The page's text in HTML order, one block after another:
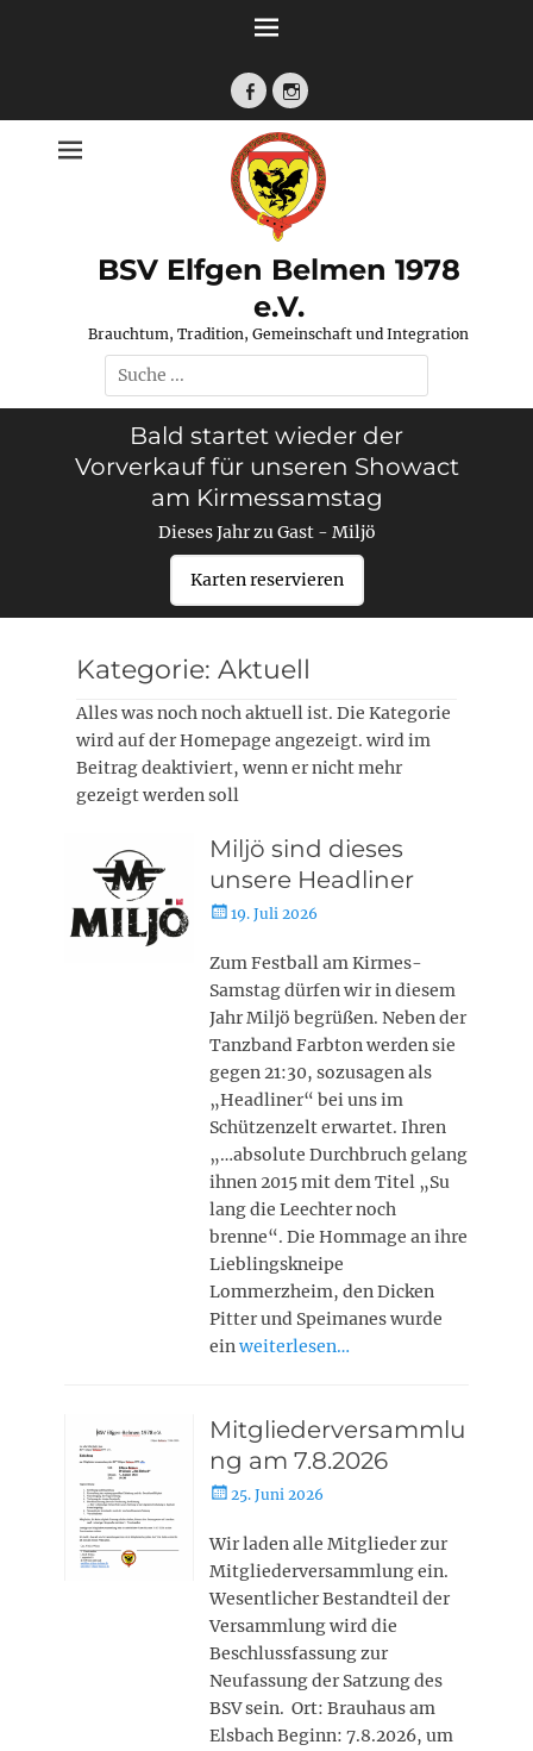
FacebookInstagram
BSV Elfgen Belmen 1978
e.V.
Brauchtum, Tradition, Gemeinschaft und Integration
Suche
nach:
Bald startet wieder der
Vorverkauf für unseren Showact
am Kirmessamstag
Dieses Jahr zu Gast - Miljö
Karten reservieren
Kategorie: Aktuell
Alles was noch noch aktuell ist. Die Kategorie
wird auf der Homepage angezeigt. wird im
Beitrag deaktiviert, wenn er nicht mehr
gezeigt werden soll
Miljö sind dieses
unsere Headliner
Posted
19. Juli 2026
Zum Festball am Kirmes-
Samstag dürfen wir in diesem
Jahr Miljö begrüßen. Neben der
Tanzband Farbton werden sie
gegen 21:30, sozusagen als
„Headliner“ bei uns im
Schützenzelt erwartet. Ihren
„…absolute Durchbruch gelang
ihnen 2015 mit dem Titel „Su
lang die Leechter noch
brenne“. Die Hommage an ihre
Lieblingskneipe
Lommerzheim, den Dicken
Pitter und Speimanes wurde
einweiterlesen…
Mitgliederversammlu
ng am 7.8.2026
Posted
25. Juni 2026
Wir laden alle Mitglieder zur
Mitgliederversammlung ein.
Wesentlicher Bestandteil der
Versammlung wird die
Beschlussfassung zur
Neufassung der Satzung des
BSV sein. Ort: Brauhaus am
Elsbach Beginn: 7.8.2026, um